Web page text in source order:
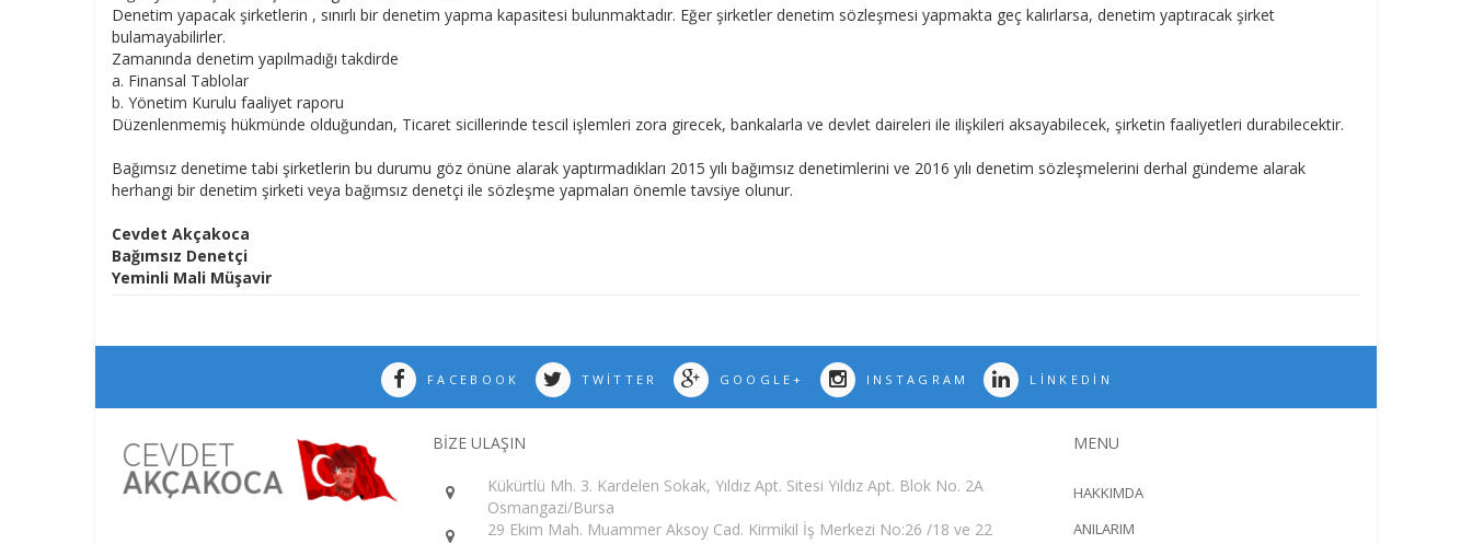
Denetim yapacak şirketlerin , sınırlı bir denetim yapma kapasitesi bulunmaktadır. Eğer şirketler denetim sözleşmesi yapmakta geç kalırlarsa, denetim yaptıracak şirket
bulamayabilirler.
Zamanında denetim yapılmadığı takdirde
a. Finansal Tablolar
b. Yönetim Kurulu faaliyet raporu
Düzenlenmemiş hükmünde olduğundan, Ticaret sicillerinde tescil işlemleri zora girecek, bankalarla ve devlet daireleri ile ilişkileri aksayabilecek, şirketin faaliyetleri durabilecektir.
Bağımsız denetime tabi şirketlerin bu durumu göz önüne alarak yaptırmadıkları 2015 yılı bağımsız denetimlerini ve 2016 yılı denetim sözleşmelerini derhal gündeme alarak
herhangi bir denetim şirketi veya bağımsız denetçi ile sözleşme yapmaları önemle tavsiye olunur.
Cevdet Akçakoca
Bağımsız Denetçi
Yeminli Mali Müşavir
FACEBOOK TWITTER GOOGLE+ INSTAGRAM LINKEDIN
BİZE ULAŞIN
Kükürtlü Mh. 3. Kardelen Sokak, Yıldız Apt. Sitesi Yıldız Apt. Blok No. 2A
Osmangazi/Bursa
29 Ekim Mah. Muammer Aksoy Cad. Kirmikil İş Merkezi No:26 /18 ve 22
MENU
HAKKIMDA
ANILARIM